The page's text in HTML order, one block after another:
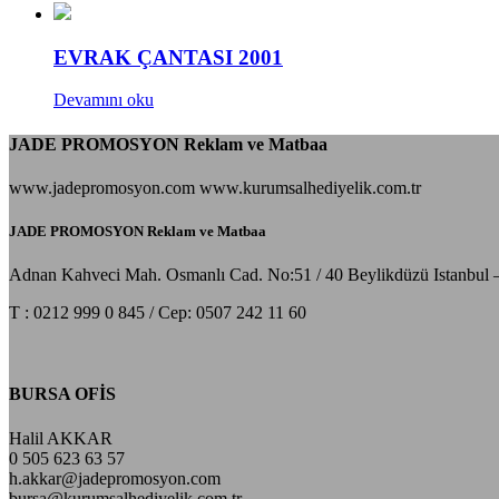
EVRAK ÇANTASI 2001
Devamını oku
JADE PROMOSYON Reklam ve Matbaa
www.jadepromosyon.com www.kurumsalhediyelik.com.tr
JADE PROMOSYON Reklam ve Matbaa
Adnan Kahveci Mah. Osmanlı Cad. No:51 / 40 Beylikdüzü Istanbul
T : 0212 999 0 845 / Cep: 0507 242 11 60
BURSA OFİS
Halil AKKAR
0 505 623 63 57
h.akkar@jadepromosyon.com